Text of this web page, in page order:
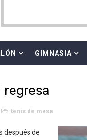
en aguas abiertas
y Tavion Heights
GIMNASIA
regresa
tenis de mesa
después de